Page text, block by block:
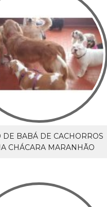
DE BABÁ DE CACHORROS
CHÁCARA MARANHÃO